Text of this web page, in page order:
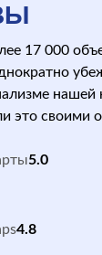
17 000
нашей
это своими
5.0
4.8